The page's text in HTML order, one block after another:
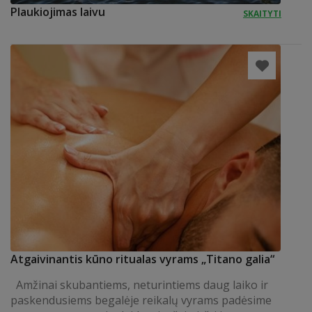
Plaukiojimas laivu SKAITYTI
Atgaivinantis kūno ritualas vyrams „Titano galia“
Amžinai skubantiems, neturintiems daug laiko ir
paskendusiems begalėje reikalų vyrams padėsime